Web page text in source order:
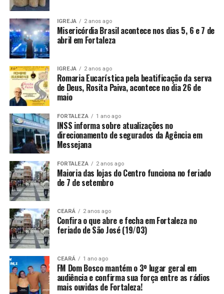
IGREJA 2 anos ago
Misericórdia Brasil acontece nos dias 5, 6 e 7 de
abril em Fortaleza
IGREJA 2 anos ago
Romaria Eucarística pela beatificação da serva
de Deus, Rosita Paiva, acontece no dia 26 de
maio
FORTALEZA 1 ano ago
INSS informa sobre atualizações no
direcionamento de segurados da Agência em
Messejana
FORTALEZA 2 anos ago
Maioria das lojas do Centro funciona no feriado
de 7 de setembro
CEARÁ 2 anos ago
Confira o que abre e fecha em Fortaleza no
feriado de São José (19/03)
CEARÁ 1 ano ago
FM Dom Bosco mantém o 3º lugar geral em
audiência e confirma sua força entre as rádios
mais ouvidas de Fortaleza!